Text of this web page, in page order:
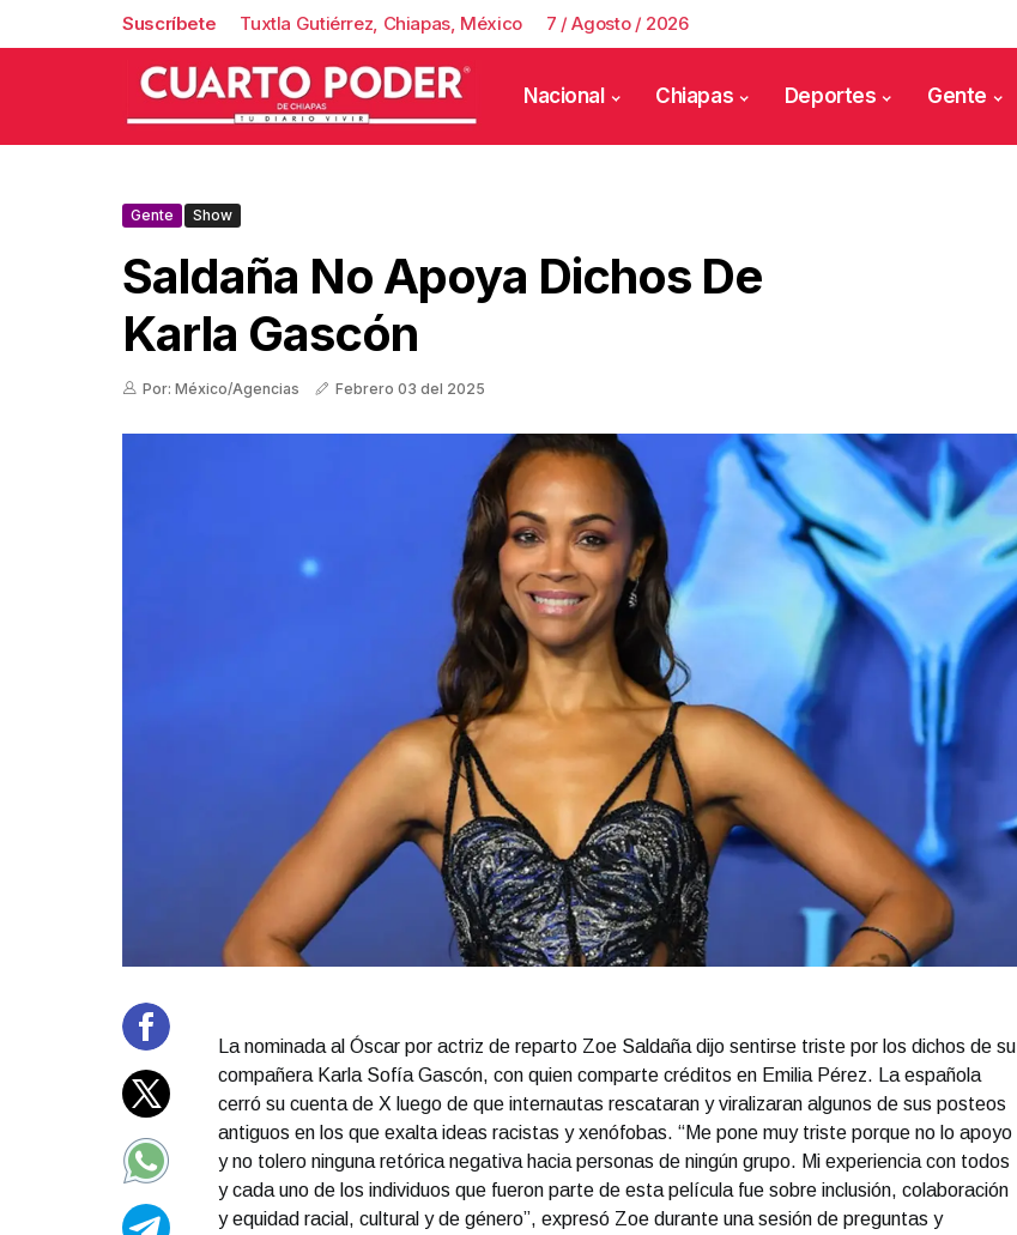
Suscríbete Tuxtla Gutiérrez, Chiapas, México 7 / Agosto / 2026
Nacional Chiapas Deportes Gente
Gente Show
Saldaña No Apoya Dichos De
Karla Gascón
Por: México/Agencias Febrero 03 del 2025
La nominada al Óscar por actriz de reparto Zoe Saldaña dijo sentirse triste por los dichos de su
compañera Karla Sofía Gascón, con quien comparte créditos en Emilia Pérez. La española
cerró su cuenta de X luego de que internautas rescataran y viralizaran algunos de sus posteos
antiguos en los que exalta ideas racistas y xenófobas. “Me pone muy triste porque no lo apoyo
y no tolero ninguna retórica negativa hacia personas de ningún grupo. Mi experiencia con todos
y cada uno de los individuos que fueron parte de esta película fue sobre inclusión, colaboración
y equidad racial, cultural y de género”, expresó Zoe durante una sesión de preguntas y